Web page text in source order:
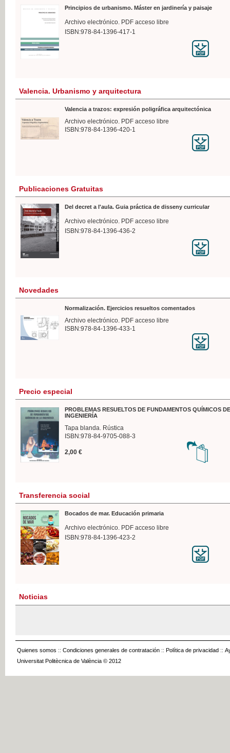
Principios de urbanismo. Máster en jardinería y paisaje
Archivo electrónico. PDF acceso libre
ISBN:978-84-1396-417-1
Valencia. Urbanismo y arquitectura
Valencia a trazos: expresión poligráfica arquitectónica
Archivo electrónico. PDF acceso libre
ISBN:978-84-1396-420-1
Publicaciones Gratuitas
Del decret a l'aula. Guia práctica de disseny curricular
Archivo electrónico. PDF acceso libre
ISBN:978-84-1396-436-2
Novedades
Normalización. Ejercicios resueltos comentados
Archivo electrónico. PDF acceso libre
ISBN:978-84-1396-433-1
Precio especial
PROBLEMAS RESUELTOS DE FUNDAMENTOS QUÍMICOS
INGENIERÍA
Tapa blanda. Rústica
ISBN:978-84-9705-088-3
2,00 €
Transferencia social
Bocados de mar. Educación primaria
Archivo electrónico. PDF acceso libre
ISBN:978-84-1396-423-2
Noticias
Quienes somos :: Condiciones generales de contratación :: Política de privacidad ::
Universitat Politècnica de València © 2012